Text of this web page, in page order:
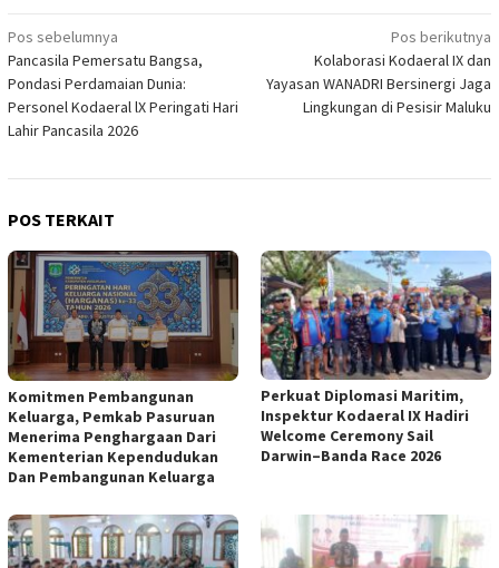
Navigasi
pos
Pos sebelumnya
Pancasila Pemersatu Bangsa,
Pondasi Perdamaian Dunia:
Personel Kodaeral lX Peringati Hari
Lahir Pancasila 2026
Pos berikutnya
Kolaborasi Kodaeral IX dan
Yayasan WANADRI Bersinergi Jaga
Lingkungan di Pesisir Maluku
POS TERKAIT
Komitmen Pembangunan
Keluarga, Pemkab Pasuruan
Menerima Penghargaan Dari
Kementerian Kependudukan
Dan Pembangunan Keluarga
Perkuat Diplomasi Maritim,
Inspektur Kodaeral IX Hadiri
Welcome Ceremony Sail
Darwin–Banda Race 2026